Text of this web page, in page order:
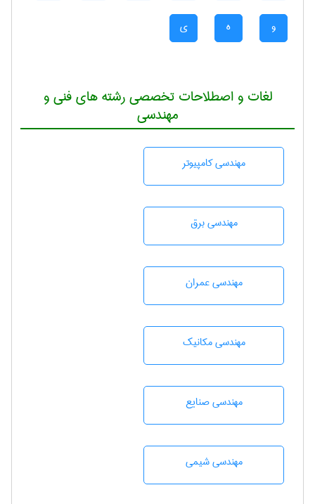
و ه ی
لغات و اصطلاحات تخصصی رشته های فنی و
مهندسی
مهندسی كامپيوتر
مهندسی برق
مهندسی عمران
مهندسی مکانیک
مهندسی صنايع
مهندسي شيمی